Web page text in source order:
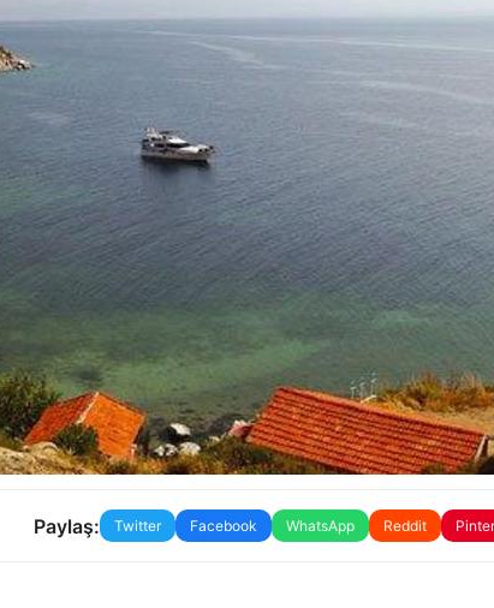
Paylaş: Twitter Facebook WhatsApp Reddit